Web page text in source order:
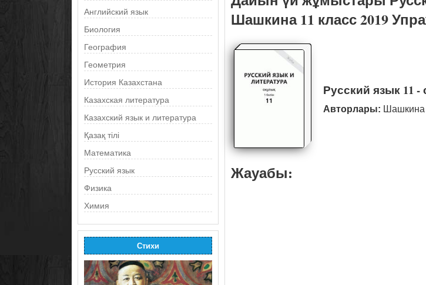
Английский язык
Биология
География
Геометрия
История Казахстана
Казахская литература
Казахский язык и литература
Қазақ тілі
Математика
Русский язык
Физика
Химия
Стихи
Шашкина 11 класс 2019
Русский язык 11
Авторлары:
Жауабы: